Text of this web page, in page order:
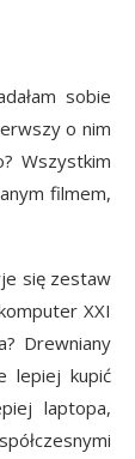
sobie
o nim
Wszystkim
filmem,
się zestaw
XXI
Drewniany
lepiej kupić
laptopa,